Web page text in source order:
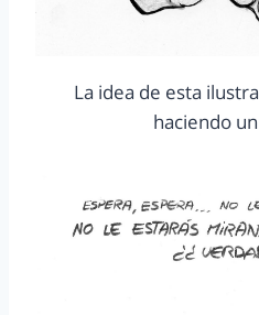
La idea de esta
haciendo